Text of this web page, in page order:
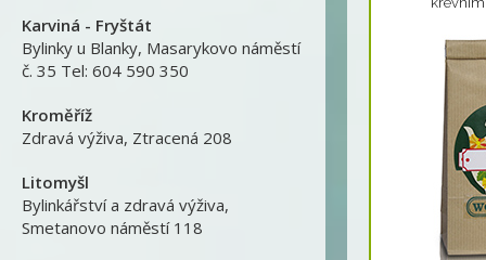
Karviná - Fryštát
Bylinky u Blanky, Masarykovo náměstí
č. 35 Tel: 604 590 350
Kroměříž
Zdravá výživa, Ztracená 208
Litomyšl
Bylinkářství a zdravá výživa,
Smetanovo náměstí 118